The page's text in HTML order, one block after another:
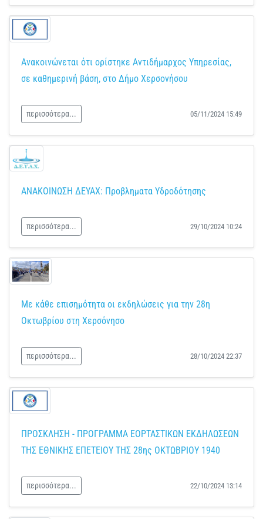
Ανακοινώνεται ότι ορίστηκε Αντιδήμαρχος Υπηρεσίας,
σε καθημερινή βάση, στο Δήμο Χερσονήσου
περισσότερα... 05/11/2024 15:49
ΑΝΑΚΟΙΝΩΣΗ ΔΕΥΑΧ: Προβληματα Υδροδότησης
περισσότερα... 29/10/2024 10:24
Με κάθε επισημότητα οι εκδηλώσεις για την 28η
Οκτωβρίου στη Χερσόνησο
περισσότερα... 28/10/2024 22:37
ΠΡΟΣΚΛΗΣΗ - ΠΡΟΓΡΑΜΜΑ ΕΟΡΤΑΣΤΙΚΩΝ ΕΚΔΗΛΩΣΕΩΝ
ΤΗΣ ΕΘΝΙΚΗΣ ΕΠΕΤΕΙΟΥ ΤΗΣ 28ης ΟΚΤΩΒΡΙΟΥ 1940
περισσότερα... 22/10/2024 13:14